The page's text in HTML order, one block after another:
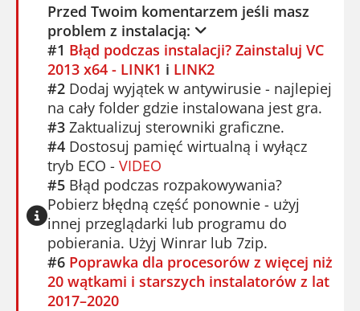
Przed Twoim komentarzem jeśli masz
problem z instalacją:
#1 Błąd podczas instalacji? Zainstaluj VC
2013 x64 - LINK1 i LINK2
#2 Dodaj wyjątek w antywirusie - najlepiej
na cały folder gdzie instalowana jest gra.
#3 Zaktualizuj sterowniki graficzne.
#4 Dostosuj pamięć wirtualną i wyłącz
tryb ECO - VIDEO
#5 Błąd podczas rozpakowywania?
Pobierz błędną część ponownie - użyj
innej przeglądarki lub programu do
pobierania. Użyj Winrar lub 7zip.
#6 Poprawka dla procesorów z więcej niż
20 wątkami i starszych instalatorów z lat
2017–2020